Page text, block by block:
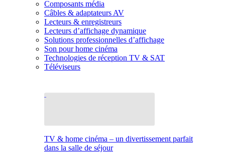
Composants média
Câbles & adaptateurs AV
Lecteurs & enregistreurs
Lecteurs d’affichage dynamique
Solutions professionnelles d’affichage
Son pour home cinéma
Technologies de réception TV & SAT
Téléviseurs
TV & home cinéma – un divertissement parfait
dans la salle de séjour